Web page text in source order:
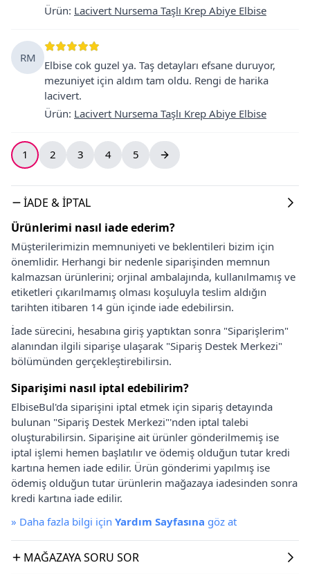
Ürün: Lacivert Nursema Taşlı Krep Abiye Elbise
RM
Elbise cok guzel ya. Taş detayları efsane duruyor,
mezuniyet için aldım tam oldu. Rengi de harika
lacivert.
Ürün: Lacivert Nursema Taşlı Krep Abiye Elbise
1 2 3 4 5
İADE & İPTAL
Ürünlerimi nasıl iade ederim?
Müşterilerimizin memnuniyeti ve beklentileri bizim için
önemlidir. Herhangi bir nedenle siparişinden memnun
kalmazsan ürünlerini; orjinal ambalajında, kullanılmamış ve
etiketleri çıkarılmamış olması koşuluyla teslim aldığın
tarihten itibaren 14 gün içinde iade edebilirsin.
İade sürecini, hesabına giriş yaptıktan sonra "Siparişlerim"
alanından ilgili siparişe ulaşarak "Sipariş Destek Merkezi"
bölümünden gerçekleştirebilirsin.
Siparişimi nasıl iptal edebilirim?
ElbiseBul'da siparişini iptal etmek için sipariş detayında
bulunan "Sipariş Destek Merkezi"'nden iptal talebi
oluşturabilirsin. Siparişine ait ürünler gönderilmemiş ise
iptal işlemi hemen başlatılır ve ödemiş olduğun tutar kredi
kartına hemen iade edilir. Ürün gönderimi yapılmış ise
ödemiş olduğun tutar ürünlerin mağazaya iadesinden sonra
kredi kartına iade edilir.
» Daha fazla bilgi için Yardım Sayfasına göz at
MAĞAZAYA SORU SOR